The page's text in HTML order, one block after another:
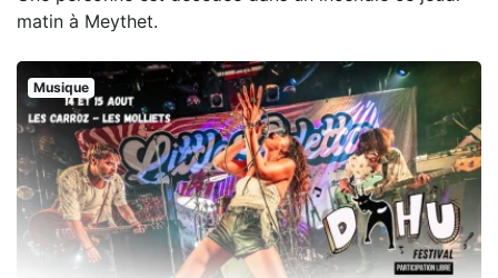
matin à Meythet.
Musique